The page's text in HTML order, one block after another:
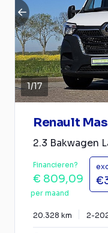
1/17
Renault
2.3 Bakwagen
Financieren?
€ 809,09
per maand
20.328 km 2-